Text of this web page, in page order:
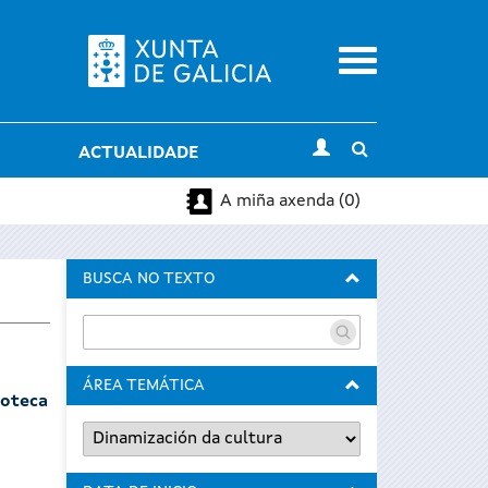
Menu
ACTUALIDADE
search
A miña axenda (0)
BUSCA NO TEXTO
ÁREA TEMÁTICA